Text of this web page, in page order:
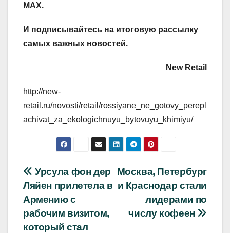
MAX.
И подписывайтесь на итоговую рассылку
самых важных новостей.
New Retail
http://new-
retail.ru/novosti/retail/rossiyane_ne_gotovy_perepl
achivat_za_ekologichnuyu_bytovuyu_khimiyu/
Навигация
по
записям
Москва, Петербург
и Краснодар стали
лидерами по
числу кофеен
Урсула фон дер
Ляйен прилетела в
Армению с
рабочим визитом,
который стал